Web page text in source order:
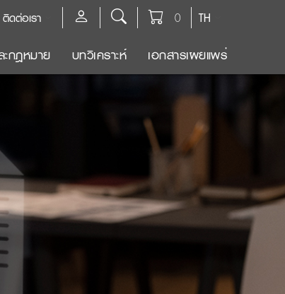
TH
0
ติดต่อเรา
ะกฎหมาย บทวิเคราะห์ เอกสารเผยแพร่